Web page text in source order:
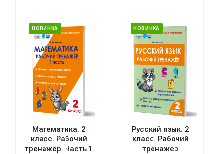
НОВИНКА
Математика. 2
класс. Рабочий
тренажёр. Часть 1
НОВИНКА
Русский язык. 2
класс. Рабочий
тренажёр